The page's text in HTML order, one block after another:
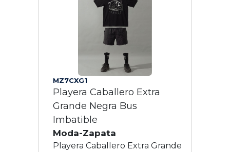
MZ7CXG1
Playera Caballero Extra
Grande Negra Bus
Imbatible
Moda-Zapata
Playera Caballero Extra Grande